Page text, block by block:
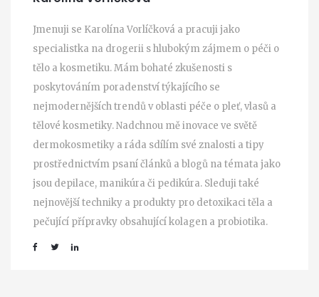
Jmenuji se Karolína Vorlíčková a pracuji jako
specialistka na drogerii s hlubokým zájmem o péči o
tělo a kosmetiku. Mám bohaté zkušenosti s
poskytováním poradenství týkajícího se
nejmodernějších trendů v oblasti péče o pleť, vlasů a
tělové kosmetiky. Nadchnou mě inovace ve světě
dermokosmetiky a ráda sdílím své znalosti a tipy
prostřednictvím psaní článků a blogů na témata jako
jsou depilace, manikúra či pedikúra. Sleduji také
nejnovější techniky a produkty pro detoxikaci těla a
pečující přípravky obsahující kolagen a probiotika.